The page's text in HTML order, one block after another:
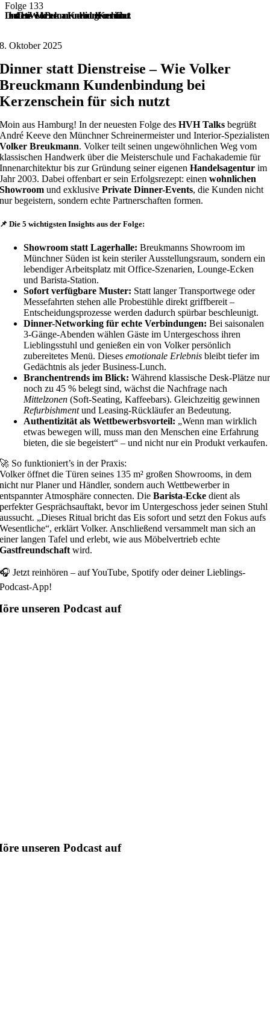
Folge 133
Dinner statt Dienstreise – Wie Volker Breuckmann Kundenbindung bei Kerzenschein für sich nutzt
8. Oktober 2025
Dinner statt Dienstreise – Wie Volker
Breuckmann Kundenbindung bei
Kerzenschein für sich nutzt
Moin aus Hamburg! In der neuesten Folge desHVH Talks begrüßt
André Keeve den Münchner Schreinermeister und Interior-Spezialisten
Volker Breukmann. Volker teilt seinen ungewöhnlichen Weg vom
klassischen Handwerk über die Meisterschule und Fachakademie für
Innenarchitektur bis zur Gründung seiner eigenenHandelsagentur im
Jahr 2003. Dabei offenbart er sein Erfolgsrezept: einenwohnlichen
Showroom und exklusivePrivate Dinner-Events, die Kunden nicht
nur begeistern, sondern echte Partnerschaften formen.
📌 Die 5 wichtigsten Insights aus der Folge:
Showroom statt Lagerhalle: Breukmanns Showroom im
Münchner Süden ist kein steriler Ausstellungsraum, sondern ein
lebendiger Arbeitsplatz mit Office-Szenarien, Lounge-Ecken
und Barista-Station.
Sofort verfügbare Muster: Statt langer Transportwege oder
Messefahrten stehen alle Probestühle direkt griffbereit –
Entscheidungsprozesse werden dadurch spürbar beschleunigt.
Dinner-Networking für echte Verbindungen: Bei saisonalen
3-Gänge-Abenden wählen Gäste im Untergeschoss ihren
Lieblingsstuhl und genießen ein von Volker persönlich
zubereitetes Menü. Diesesemotionale Erlebnis bleibt tiefer im
Gedächtnis als jeder Business-Lunch.
Branchentrends im Blick: Während klassische Desk-Plätze nur
noch zu 45 % belegt sind, wächst die Nachfrage nach
Mittelzonen (Soft-Seating, Kaffeebars). Gleichzeitig gewinnen
Refurbishmentund Leasing-Rückläufer an Bedeutung.
Authentizität als Wettbewerbsvorteil: „Wenn man wirklich
etwas bewegen will, muss man den Menschen eine Erfahrung
bieten, die sie begeistert“ – und nicht nur ein Produkt verkaufen.
🚀 So funktioniert’s in der Praxis:
Volker öffnet die Türen seines 135 m² großen Showrooms, in dem
nicht nur Planer und Händler, sondern auch Wettbewerber in
entspannter Atmosphäre connecten. DieBarista-Ecke dient als
perfekter Gesprächsauftakt, bevor im Untergeschoss jeder seinen Stuhl
aussucht. „Dieses Ritual bricht das Eis sofort und setzt den Fokus aufs
Wesentliche“, erklärt Volker. Anschließend versammelt man sich an
einer langen Tafel und erlebt, wie aus Möbelvertrieb echte
Gastfreundschaft wird.
🎧 Jetzt reinhören – auf YouTube, Spotify oder deiner Lieblings-
Podcast-App!
unseren Podcast auf
unseren Podcast auf